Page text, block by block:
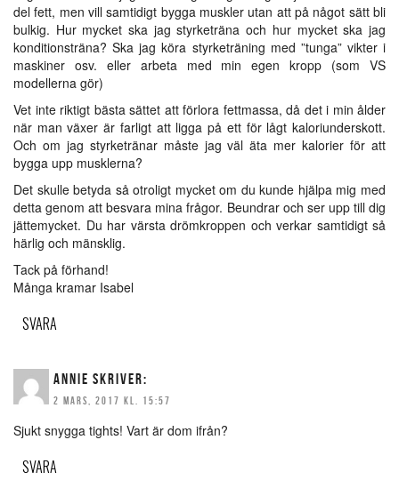
del fett, men vill samtidigt bygga muskler utan att på något sätt bli
bulkig. Hur mycket ska jag styrketräna och hur mycket ska jag
konditionsträna? Ska jag köra styrketräning med ”tunga” vikter i
maskiner osv. eller arbeta med min egen kropp (som VS
modellerna gör)
Vet inte riktigt bästa sättet att förlora fettmassa, då det i min ålder
när man växer är farligt att ligga på ett för lågt kaloriunderskott.
Och om jag styrketränar måste jag väl äta mer kalorier för att
bygga upp musklerna?
Det skulle betyda så otroligt mycket om du kunde hjälpa mig med
detta genom att besvara mina frågor. Beundrar och ser upp till dig
jättemycket. Du har värsta drömkroppen och verkar samtidigt så
härlig och mänsklig.
Tack på förhand!
Många kramar Isabel
SVARA
ANNIE SKRIVER:
2 MARS, 2017 KL. 15:57
Sjukt snygga tights! Vart är dom ifrån?
SVARA